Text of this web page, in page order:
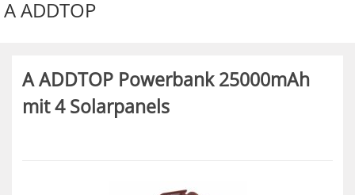
A ADDTOP
A ADDTOP Powerbank 25000mAh
mit 4 Solarpanels